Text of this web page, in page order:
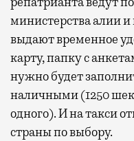
министерства алии
выдают временное
карту, папку с
нужно будет
наличными (1250
одного). И на такси
страны по выбору.